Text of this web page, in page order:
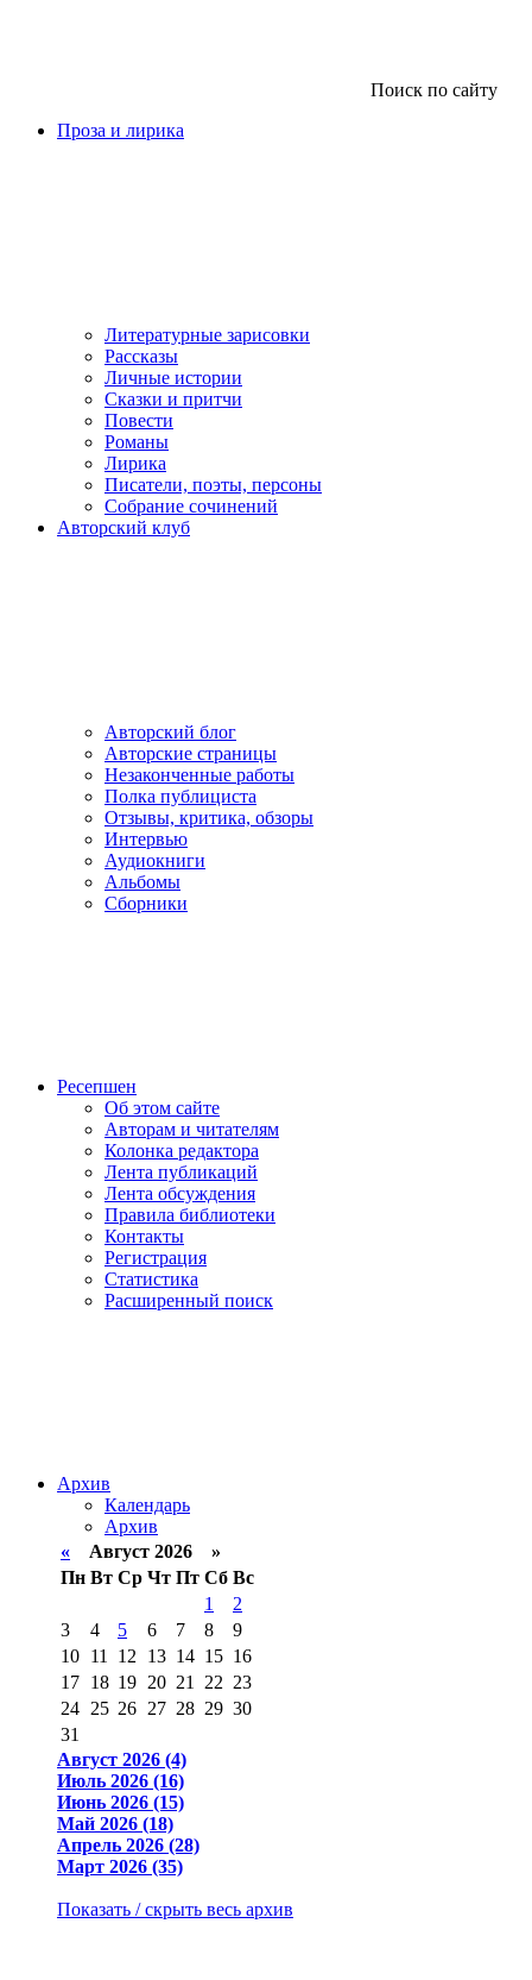
Поиск по сайту
Проза и лирика
Литературные зарисовки
Рассказы
Личные истории
Сказки и притчи
Повести
Романы
Лирика
Писатели, поэты, персоны
Собрание сочинений
Авторский клуб
Авторский блог
Авторские страницы
Незаконченные работы
Полка публициста
Отзывы, критика, обзоры
Интервью
Аудиокниги
Альбомы
Сборники
Ресепшен
Об этом сайте
Авторам и читателям
Колонка редактора
Лента публикаций
Лента обсуждения
Правила библиотеки
Контакты
Регистрация
Статистика
Расширенный поиск
Архив
Календарь
Архив
« Август 2026 »
Пн Вт Ср Чт Пт Сб Вс
1
2
3
4 5 6 7 8
9
10 11 12 13 14 15 16
17 18 19 20 21 22 23
24 25 26 27 28 29 30
31
Август 2026 (4)
Июль 2026 (16)
Июнь 2026 (15)
Май 2026 (18)
Апрель 2026 (28)
Март 2026 (35)
Показать / скрыть весь архив